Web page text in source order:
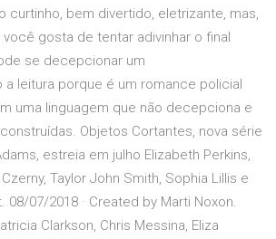
curtinho, bem divertido, eletrizante, mas,
gosta de tentar adivinhar o final
se decepcionar um
leitura porque é um romance policial
uma linguagem que não decepciona e
Objetos Cortantes, nova série
estreia em julho Elizabeth Perkins,
Taylor John Smith, Sophia Lillis e
08/07/2018 · Created by Marti Noxon.
Clarkson, Chris Messina, Eliza